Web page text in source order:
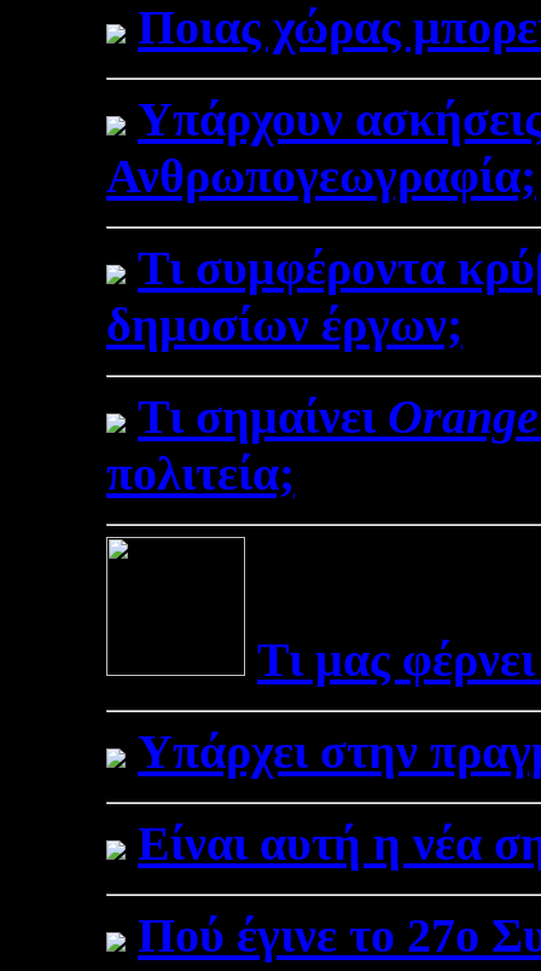
Ποιας χώρας
Υπάρχουν
Ανθρωπογεωγραφία;
Τι συμφέροντα
δημοσίων έργων;
Τι σημαίνει
πολιτεία;
Τι μας
Υπάρχει στην
Είναι αυτή η νέα
Πού έγινε το 27ο